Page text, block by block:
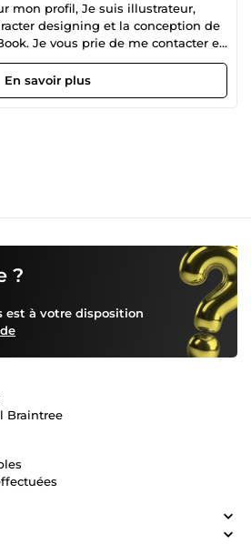
mon profil, Je suis illustrateur,
designing et la conception de
Je vous prie de me contacter en
commande, merci!
En savoir plus
?
est à votre disposition
Braintree